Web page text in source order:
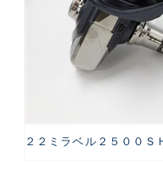
２２ミラベル２５００Ｓ